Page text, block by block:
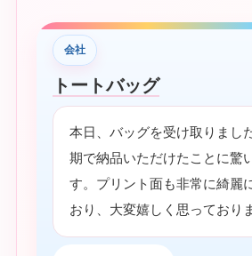
会社
トートバッグ
本日、バッグを受け取りまし
期で納品いただけたことに驚
す。プリント面も非常に綺麗
おり、大変嬉しく思っており